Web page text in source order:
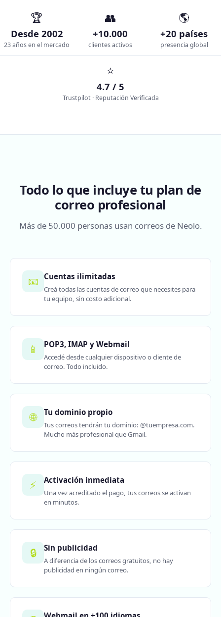
🏆
Desde 2002
23 años en el mercado
👥
+10.000
clientes activos
🌎
+20 países
presencia global
⭐
4.7 / 5
Trustpilot · Reputación Verificada
Todo lo que incluye tu plan de
correo profesional
Más de 50.000 personas usan correos de Neolo.
📧 Cuentas ilimitadas
Creá todas las cuentas de correo que necesites para
tu equipo, sin costo adicional.
📱 POP3, IMAP y Webmail
Accedé desde cualquier dispositivo o cliente de
correo. Todo incluido.
🌐 Tu dominio propio
Tus correos tendrán tu dominio: @tuempresa.com.
Mucho más profesional que Gmail.
⚡ Activación inmediata
Una vez acreditado el pago, tus correos se activan
en minutos.
🔒 Sin publicidad
A diferencia de los correos gratuitos, no hay
publicidad en ningún correo.